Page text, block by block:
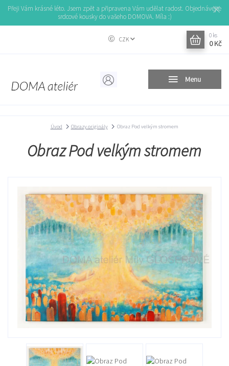
Přeji Vám krásné léto. Jsem zpět a připravena Vám udělat radost. Objednávejte
srdcové kousky do vašeho DOMOVA. Míla :)
Menu
CZK
0 ks
0 Kč
Úvod Obrazy originály Obraz Pod velkým stromem
Obraz Pod velkým stromem